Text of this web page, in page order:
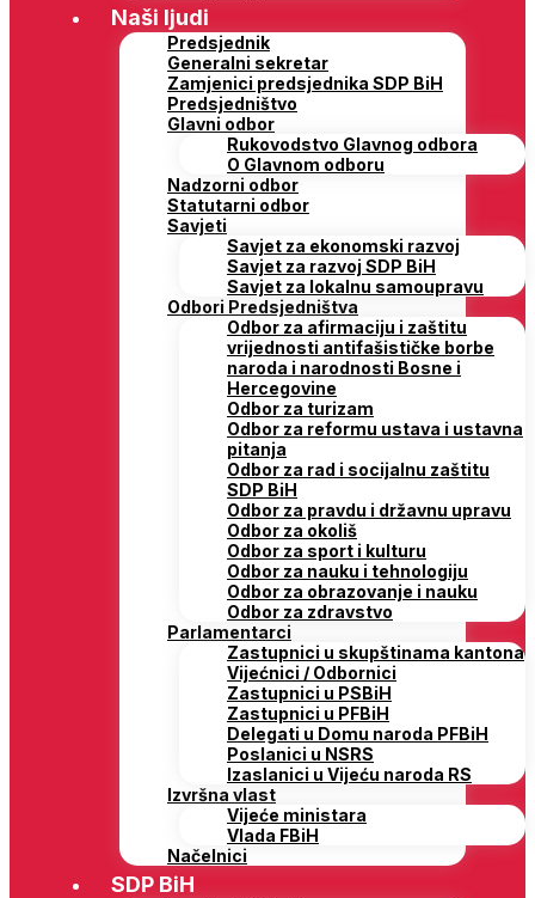
Naši ljudi
Predsjednik
Generalni sekretar
Zamjenici predsjednika SDP BiH
Predsjedništvo
Glavni odbor
Rukovodstvo Glavnog odbora
O Glavnom odboru
Nadzorni odbor
Statutarni odbor
Savjeti
Savjet za ekonomski razvoj
Savjet za razvoj SDP BiH
Savjet za lokalnu samoupravu
Odbori Predsjedništva
Odbor za afirmaciju i zaštitu
vrijednosti antifašističke borbe
naroda i narodnosti Bosne i
Hercegovine
Odbor za turizam
Odbor za reformu ustava i ustavna
pitanja
Odbor za rad i socijalnu zaštitu
SDP BiH
Odbor za pravdu i državnu upravu
Odbor za okoliš
Odbor za sport i kulturu
Odbor za nauku i tehnologiju
Odbor za obrazovanje i nauku
Odbor za zdravstvo
Parlamentarci
Zastupnici u skupštinama kantona
Vijećnici / Odbornici
Zastupnici u PSBiH
Zastupnici u PFBiH
Delegati u Domu naroda PFBiH
Poslanici u NSRS
Izaslanici u Vijeću naroda RS
Izvršna vlast
Vijeće ministara
Vlada FBiH
Načelnici
SDP BiH